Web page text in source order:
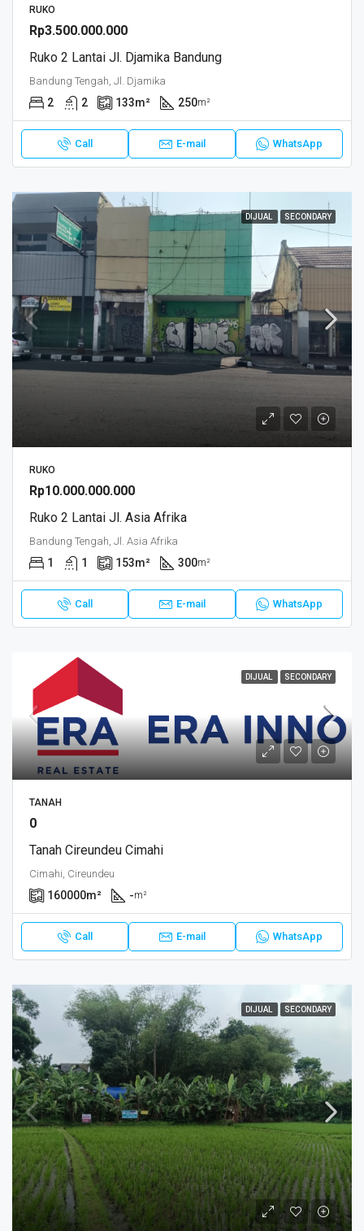
RUKO
Rp3.500.000.000
Ruko 2 Lantai Jl. Djamika Bandung
Bandung Tengah, Jl. Djamika
2 2 133m² 250m²
Call E-mail WhatsApp
DIJUAL SECONDARY
RUKO
Rp10.000.000.000
Ruko 2 Lantai Jl. Asia Afrika
Bandung Tengah, Jl. Asia Afrika
1 1 153m² 300m²
Call E-mail WhatsApp
DIJUAL SECONDARY
TANAH
0
Tanah Cireundeu Cimahi
Cimahi, Cireundeu
160000m² -m²
Call E-mail WhatsApp
DIJUAL SECONDARY